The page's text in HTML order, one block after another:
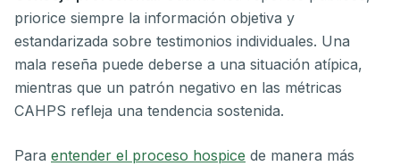
priorice siempre la información objetiva y
estandarizada sobre testimonios individuales. Una
mala reseña puede deberse a una situación atípica,
mientras que un patrón negativo en las métricas
CAHPS refleja una tendencia sostenida.
Para entender el proceso hospice de manera más